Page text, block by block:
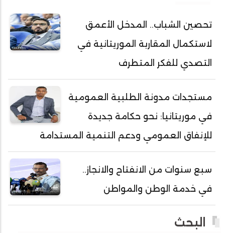
أحمد ولد داداه
أحمد ولد علال
أحمد ولد محمد ديدي
أحمد ولد محمدو
أحمد ولد نافع
أحمد ولد يحيى
أحمدا كلي
أحمدسالم ولد العربي
أحمدنا ولد سيد أب
أحمدو ولد أبوه
أحمدو ولد أحمدو
تحصين الشباب.. المدخل الأعمق
لاستكمال المقاربة الموريتانية في
التصدي للفكر المتطرف
مستجدات مدونة الطلبية العمومية
في موريتانيا: نحو حكامة جديدة
للإنفاق العمومي ودعم التنمية المستدامة
سبع سنوات من الانفتاح والانجاز..
في خدمة الوطن والمواطن
البحث